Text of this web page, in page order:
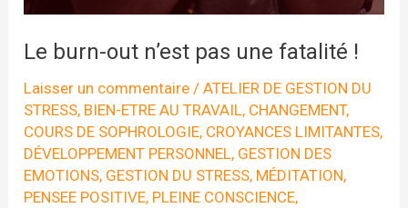
Le burn-out n’est pas une fatalité !
Laisser un commentaire /ATELIER DE GESTION DU
STRESS, BIEN-ETRE AU TRAVAIL, CHANGEMENT,
COURS DE SOPHROLOGIE, CROYANCES LIMITANTES,
DÉVELOPPEMENT PERSONNEL, GESTION DES
EMOTIONS, GESTION DU STRESS, MÉDITATION,
PENSEE POSITIVE, PLEINE CONSCIENCE,